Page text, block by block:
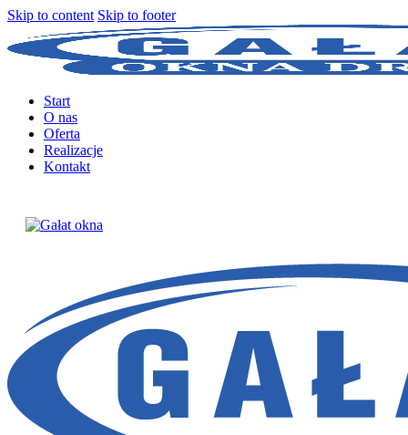
Skip to content Skip to footer
Start
O nas
Oferta
Realizacje
Kontakt